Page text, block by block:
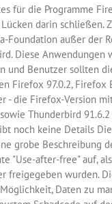
für die Programme
darin
außer der
Diese Anwendungen
und Benutzer sollten
Firefox 97.0.2, Firefox
- die Firefox-Version
Thunderbird
noch keine Details
grobe Beschreibung
"Use-after-free" auf,
freigegeben wurden.
Daten zu